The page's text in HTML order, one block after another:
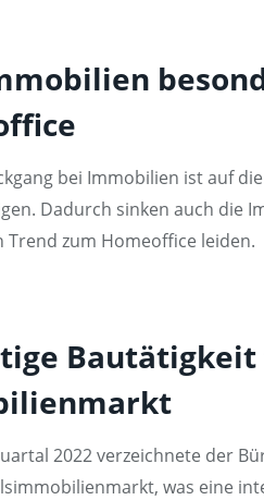
bei Immobilien ist auf
Dadurch sinken auch die
Trend zum Homeoffice leiden.
2022 verzeichnete der
was eine